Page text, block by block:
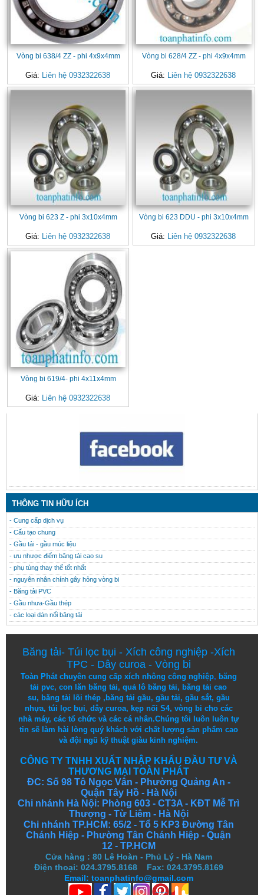
Vòng bi 638/4 ZZ - phi 4x9x4mm
Giá: Liên hệ 0932322638
Vòng bi 628/4 ZZ - phi 4x9x4mm
Giá: Liên hệ 0932322638
Vòng bi 623 Z - phi 3x10x4mm
Giá: Liên hệ 0932322638
Vòng bi 623 DDU - phi 3x10x4mm
Giá: Liên hệ 0932322638
Vòng bi 619/4- phi 4x11x4mm
Giá: Liên hệ 0932322638
THÔNG TIN HỮU ÍCH
- Cung cấp dịch vụ
- Cấu tạo chung
- Gầu tải - gầu múc liệu
- ưu nhược điểm băng tải cao su
- phụ tùng thay thế tốt nhất
- nguyên nhân chính gây hỏng vòng bi
- Băng tải PVC
- Gầu nhưa-Gầu thép
- các loại dán nối băng tải
Băng tải- Túi lọc bụi - Xích công nghiệp-Xích
TPC - Dây curoa- Vòng bi
Toàn Phát chuyên cung cấp xích nhông công nghiệp, băng
tải pvc,con lăn băng tải,quả lô băng tải, băng tải cao
su, băng tải lõi thép, băng tải gầu, gầu tải, gầu sắt, gầu
nhựa, túi lọc bụi, dây curoa, kẹp nối S4, vòng bi cho các
nhà máy, các tổ chức và các cá nhân.Chúng tôi luôn luôn tự
tin sẽ làm hài lòng quý khách với chất lượng sảnphẩm cao
vàđội ngũ kỹ thuậtgiàu kinh nghiệm.
CÔNG TY TNHH XUẤT NHẬP KHẨU ĐẦU TƯ VÀ
THƯƠNG MẠI TOÀN PHÁT
ĐC: Số 98 Tô Ngọc Vân - Phường Quảng An -
Quận Tây Hồ - Hà Nội
Chi nhánh Hà Nội: Phòng 603 - CT3A - KĐT Mễ Trì
Thượng - Từ Liêm - Hà Nội
Chi nhánh TP.HCM: 65/2 - Tổ 5 KP3 Đường Tân
Chánh Hiệp - Phường Tân Chánh Hiệp - Quận
12 - TP.HCM
Cửa hàng : 80 Lê Hoàn - Phủ Lý - Hà Nam
Điện thoại: 024.3795.8168 Fax: 024.3795.8169
Email: toanphatinfo@gmail.com